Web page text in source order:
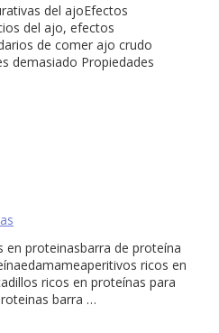
del ajoEfectos
del ajo, efectos
de comer ajo crudo
demasiado Propiedades
en proteinasbarra de proteína
ricos en
ricos en proteínas para
barra …